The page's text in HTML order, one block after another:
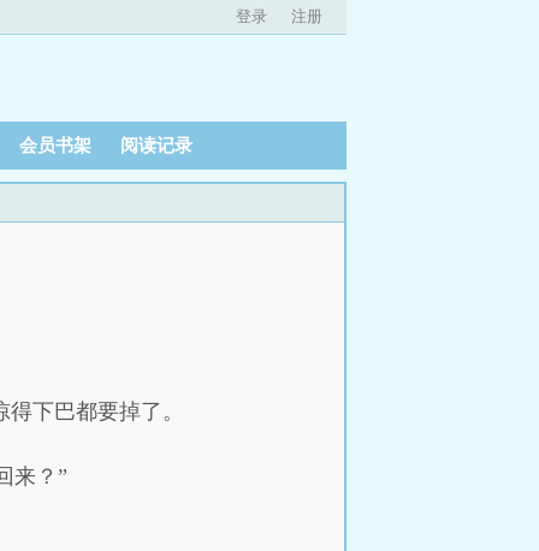
登录 注册
会员书架 阅读记录
下巴都要掉了。
来？”